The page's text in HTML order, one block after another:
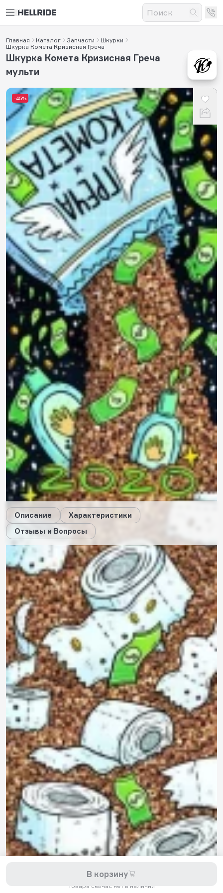
Главная Каталог Запчасти
Шкурки
Шкурка Комета Кризисная Греча
-45%
Шкурка Комета Кризисная Греча
мульти
790 ₽
450 ₽
0.0
Нет отзывов
Задать
вопрос
В корзину
Товара сейчас нет в наличии
3 будет начислено за покупку
Дарим стикеры!
Описание
Характеристики
Отзывы и Вопросы
Описание
Характеристики
Отзывы0 Вопросы0
Пока нет отзывов
Оставить свой отзыв
8 800 200-11-45
Задать вопрос в Telegram
5,0
Рейтинг магазина
Мы принимаем к оплате:
самокатов, запчастей для самокатов, аксессуаров, экипировки,
одежды и обуви.